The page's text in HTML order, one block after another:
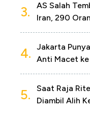
3.
AS Salah
Iran, 290
4.
Jakarta
Anti Macet
5.
Saat Raja
Diambil Alih